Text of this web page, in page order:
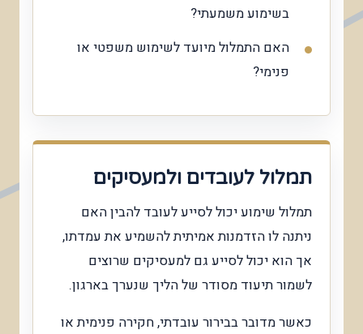
בשימוע משמעתי?
האם התמלול מיועד לשימוש משפטי או
פנימי?
תמלול לעובדים ולמעסיקים
תמלול שימוע יכול לסייע לעובד להבין האם
ניתנה לו הזדמנות אמיתית להשמיע את עמדתו,
אך הוא יכול לסייע גם למעסיקים שרוצים
לשמור תיעוד מסודר של הליך שנערך בארגון.
כאשר מדובר בבירור עובדתי, חקירה פנימית או